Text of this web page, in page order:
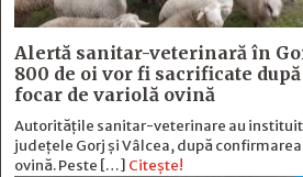
Alertă sanitar-veterinară în
800 de oi vor fi sacrificate
focar de variolă ovină
Autoritățile sanitar-veterinare au
județele Gorj și Vâlcea, după
ovină. Peste […] Citește!